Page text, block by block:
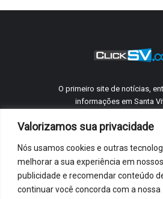
Valorizamos sua privacidade
Nós usamos cookies e outras
melhorar a sua experiência em
publicidade e recomendar conteúdo
continuar você concorda com a nossa
O primeiro site de notícias,
informações em Santa
©ClickSV2005 - 2026 Todos os
Telefones Úteis
Política De